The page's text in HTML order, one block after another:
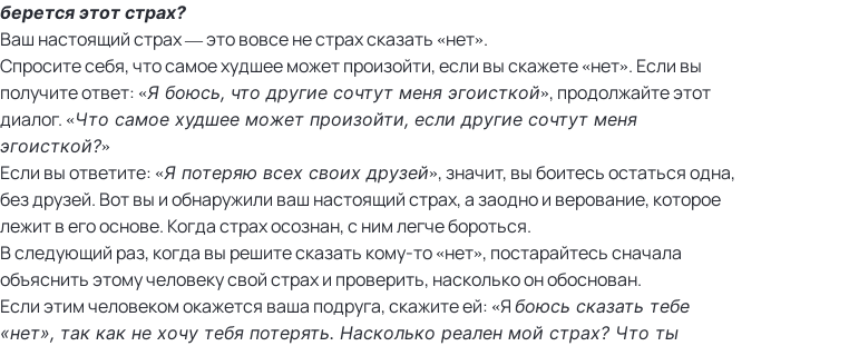
берется этот страх?
Ваш настоящий страх — это вовсе не страх сказать «нет».
Спросите себя, что самое худшее может произойти, если вы скажете «нет». Если вы
получите ответ: «Я боюсь, что другие сочтут меня эгоисткой», продолжайте этот
диалог. «Что самое худшее может произойти, если другие сочтут меня
эгоисткой?»
Если вы ответите: «Я потеряю всех своих друзей», значит, вы боитесь остаться одна,
без друзей. Вот вы и обнаружили ваш настоящий страх, а заодно и верование, которое
лежит в его основе. Когда страх осознан, с ним легче бороться.
В следующий раз, когда вы решите сказать кому-то «нет», постарайтесь сначала
объяснить этому человеку свой страх и проверить, насколько он обоснован.
Если этим человеком окажется ваша подруга, скажите ей: «Я боюсь сказать тебе
«нет», так как не хочу тебя потерять. Насколько реален мой страх? Что ты